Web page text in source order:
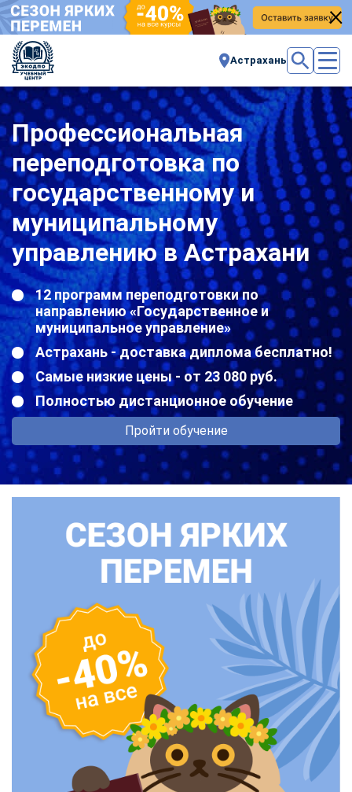
Астрахань
Профессиональная
переподготовка по
государственному и
муниципальному
управлению в Астрахани
12 программ переподготовки по
направлению «Государственное и
муниципальное управление»
Астрахань - доставка диплома бесплатно!
Самые низкие цены - от 23 080 руб.
Полностью дистанционное обучение
Пройти обучение